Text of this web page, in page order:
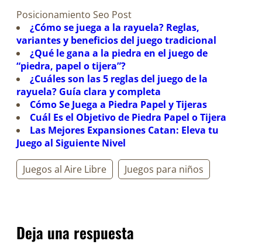
Posicionamiento Seo Post
¿Cómo se juega a la rayuela? Reglas,
variantes y beneficios del juego tradicional
¿Qué le gana a la piedra en el juego de
“piedra, papel o tijera”?
¿Cuáles son las 5 reglas del juego de la
rayuela? Guía clara y completa
Cómo Se Juega a Piedra Papel y Tijeras
Cuál Es el Objetivo de Piedra Papel o Tijera
Las Mejores Expansiones Catan: Eleva tu
Juego al Siguiente Nivel
Juegos al Aire Libre Juegos para niños
Deja una respuesta